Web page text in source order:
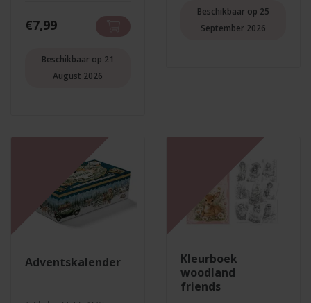
€7,99
Beschikbaar op 21
August 2026
Beschikbaar op 25
September 2026
adventskalender
kleurboek
woodland
friends